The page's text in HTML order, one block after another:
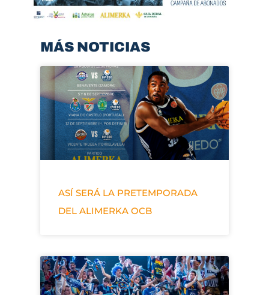
MÁS NOTICIAS
ASÍ SERÁ LA PRETEMPORADA
DEL ALIMERKA OCB